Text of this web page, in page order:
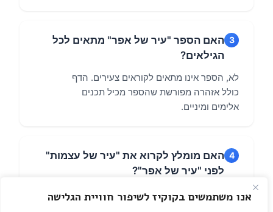
אנו משתמשים בקוקיז לשיפור חוויית הגלישה